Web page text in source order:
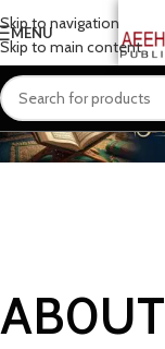
Skip to navigation
Skip to main content
MENU
AB0UT